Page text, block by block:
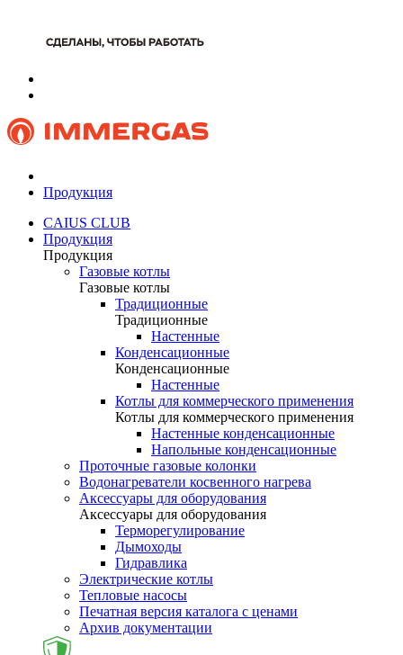
Продукция
CAIUS CLUB
Продукция
Продукция
Газовые котлы
Газовые котлы
Традиционные
Традиционные
Настенные
Конденсационные
Конденсационные
Настенные
Котлы для коммерческого применения
Котлы для коммерческого применения
Настенные конденсационные
Напольные конденсационные
Проточные газовые колонки
Водонагреватели косвенного нагрева
Аксессуары для оборудования
Аксессуары для оборудования
Терморегулирование
Дымоходы
Гидравлика
Электрические котлы
Тепловые насосы
Печатная версия каталога с ценами
Архив документации